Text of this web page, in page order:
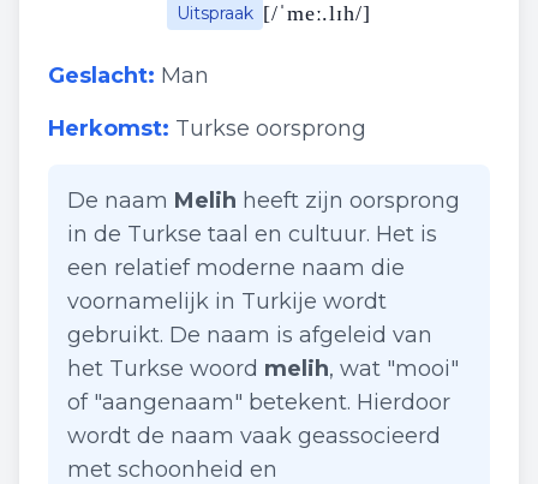
Uitspraak [/ˈmeː.lɪh/]
Geslacht: Man
Herkomst: Turkse oorsprong
De naam Melih heeft zijn oorsprong
in de Turkse taal en cultuur. Het is
een relatief moderne naam die
voornamelijk in Turkije wordt
gebruikt. De naam is afgeleid van
het Turkse woord melih, wat "mooi"
of "aangenaam" betekent. Hierdoor
wordt de naam vaak geassocieerd
met schoonheid en